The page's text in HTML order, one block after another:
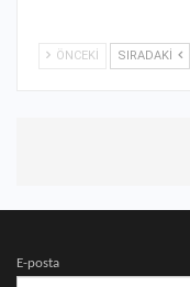
ÖNCEKI SIRADAKI
E-posta